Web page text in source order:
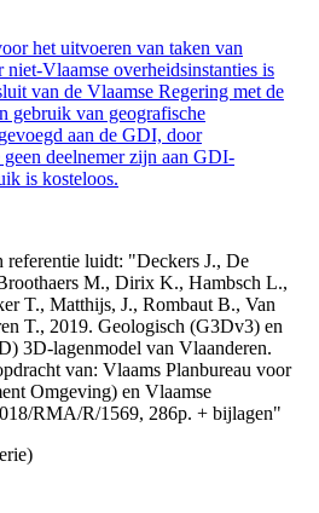
het uitvoeren van taken van
niet-Vlaamse overheidsinstanties is
van de Vlaamse Regering met de
gebruik van geografische
aan de GDI, door
deelnemer zijn aan GDI-
is kosteloos.
referentie luidt: "Deckers J., De
M., Dirix K., Hambsch L.,
T., Matthijs, J., Rombaut B., Van
T., 2019. Geologisch (G3Dv3) en
3D-lagenmodel van Vlaanderen.
van: Vlaams Planbureau voor
Omgeving) en Vlaamse
RMA/R/1569, 286p. + bijlagen"